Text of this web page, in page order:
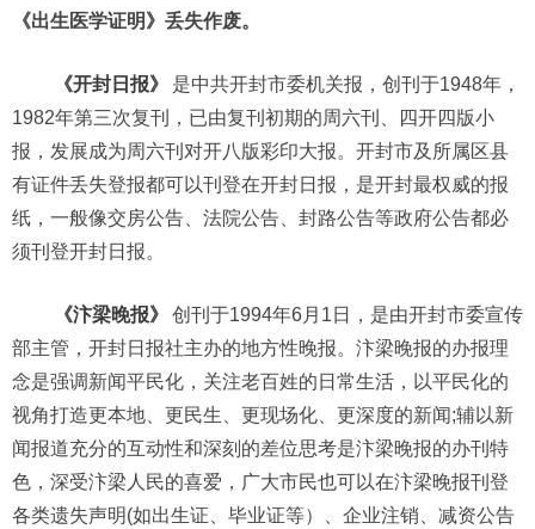
《出生医学证明》丢失作废。
《开封日报》
是中共开封市委机关报，创刊于1948年，
1982年第三次复刊，已由复刊初期的周六刊、四开四版小
报，发展成为周六刊对开八版彩印大报。开封市及所属区县
有证件丢失登报都可以刊登在开封日报，是开封最权威的报
纸，一般像交房公告、法院公告、封路公告等政府公告都必
须刊登开封日报。
《汴梁晚报》
创刊于1994年6月1日，是由开封市委宣传
部主管，开封日报社主办的地方性晚报。汴梁晚报的办报理
念是强调新闻平民化，关注老百姓的日常生活，以平民化的
视角打造更本地、更民生、更现场化、更深度的新闻;辅以新
闻报道充分的互动性和深刻的差位思考是汴梁晚报的办刊特
色，深受汴梁人民的喜爱，广大市民也可以在汴梁晚报刊登
各类遗失声明(如出生证、毕业证等）、企业注销、减资公告